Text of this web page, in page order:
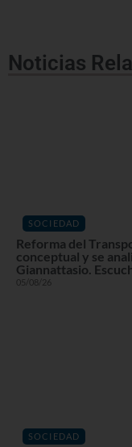
Noticias
SOCIEDAD
Reforma del
conceptual y se
Giannattasio.
05/08/26
SOCIEDAD